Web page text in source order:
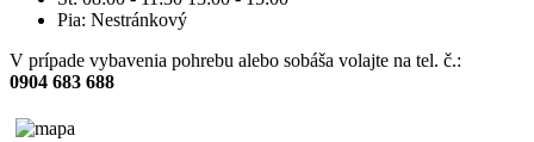
Pia: Nestránkový
V prípade vybavenia pohrebu alebo sobáša volajte na tel. č.:
0904 683 688